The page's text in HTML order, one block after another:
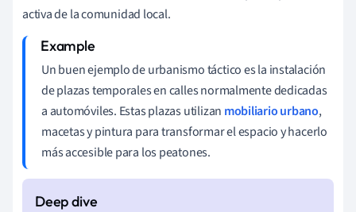
activa de la comunidad local.
Un buen ejemplo de urbanismo táctico es la instalación
de plazas temporales en calles normalmente dedicadas
a automóviles. Estas plazas utilizan mobiliario urbano,
macetas y pintura para transformar el espacio y hacerlo
más accesible para los peatones.